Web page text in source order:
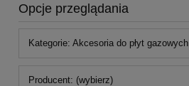
Opcje przeglądania
Kategorie: Akcesoria do płyt gazowych
Producent: (wybierz)